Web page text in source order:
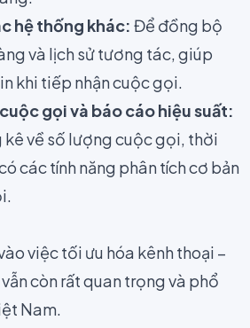
hệ thống khác: Để đồng bộ
và lịch sử tương tác, giúp
khi tiếp nhận cuộc gọi.
gọi và báo cáo hiệu suất:
về số lượng cuộc gọi, thời
các tính năng phân tích cơ bản
việc tối ưu hóa kênh thoại –
còn rất quan trọng và phổ
Nam.